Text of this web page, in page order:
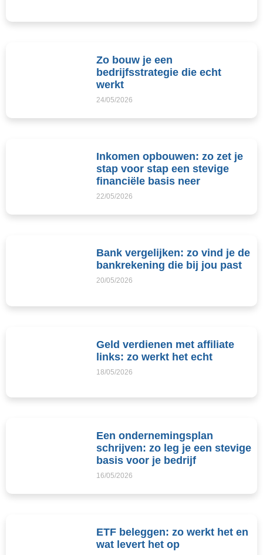
Zo bouw je een
bedrijfsstrategie die echt
werkt
24/05/2026
Inkomen opbouwen: zo zet je
stap voor stap een stevige
financiële basis neer
22/05/2026
Bank vergelijken: zo vind je de
bankrekening die bij jou past
20/05/2026
Geld verdienen met affiliate
links: zo werkt het echt
18/05/2026
Een ondernemingsplan
schrijven: zo leg je een stevige
basis voor je bedrijf
16/05/2026
ETF beleggen: zo werkt het en
wat levert het op